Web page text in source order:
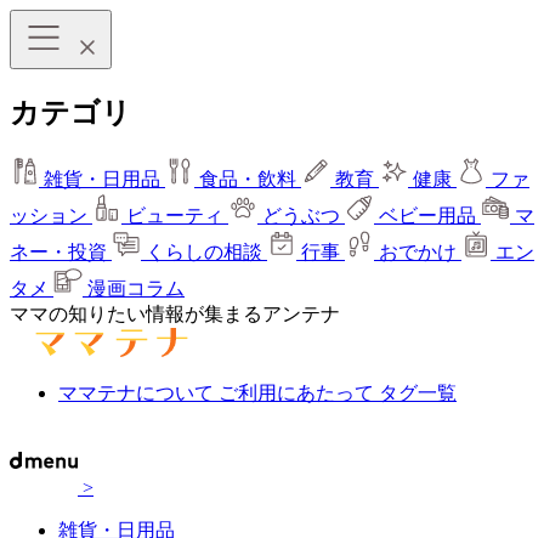
カテゴリ
雑貨・日用品 食品・飲料 教育 健康
ファ
ッション
ビューティ どうぶつ ベビー用品
マ
ネー・投資
くらしの相談 行事 おでかけ
エン
タメ
漫画コラム
ママの知りたい情報が集まるアンテナ
ママテナについて ご利用にあたって タグ一覧
>
雑貨・日用品